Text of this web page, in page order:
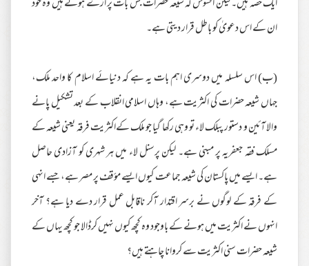
ان کے اس دعویٰ کو باطل قرار دیتی ہے۔
(ب) اس سلسلہ میں دوسری اہم بات یہ ہے کہ دنیائے اسلام کا واحد ملک،
جہاں شیعہ حضرات کی اکثریت ہے، وہاں اسلامی انقلاب کے بعد تشکیل پانے
والا آئین و دستور پبلک لاء تو وہی رکھا گیا جو ملک کےاکثریت فرقہ یعنی شیعہ کے
مسلک فقہ جعفریہ پر مبنی ہے۔ لیکن پرسنل لاء میں ہر شہری کو آزادی حاصل
ہے۔ ایسے میں پاکستان کی شیعہ جماعت کیوں ایسے مؤقف پر مصر ہے، جسے انہی
کے فرقہ کے لوگوں نے برسر اقتدار آکر ناقابل عمل قرار دے دیا ہے؟ آخر
انہوں نے اکثریت میں ہونے کے باوجود وہ کچھ کیوں نہیں کرڈالا جو کچھ یہاں کے
شیعہ حضرات سنی اکثریت سے کروانا چاہتے ہیں؟